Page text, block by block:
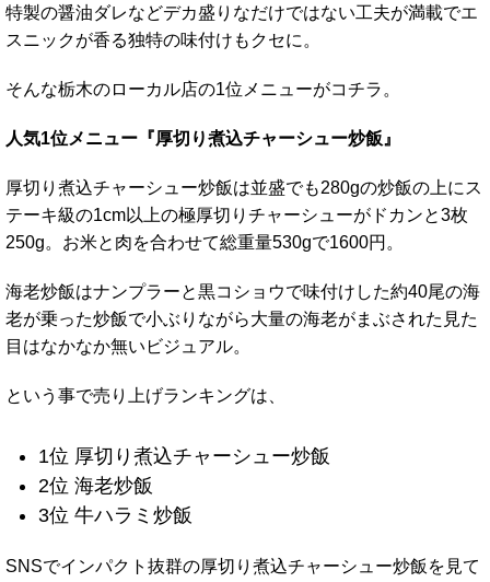
特製の醤油ダレなどデカ盛りなだけではない工夫が満載でエ
スニックが香る独特の味付けもクセに。
そんな栃木のローカル店の1位メニューがコチラ。
人気1位メニュー『厚切り煮込チャーシュー炒飯 』
厚切り煮込チャーシュー炒飯は並盛でも280gの炒飯の上にス
テーキ級の1cm以上の極厚切りチャーシューがドカンと3枚
250g。お米と肉を合わせて総重量530gで1600円。
海老炒飯はナンプラーと黒コショウで味付けした約40尾の海
老が乗った炒飯で小ぶりながら大量の海老がまぶされた見た
目はなかなか無いビジュアル。
という事で売り上げランキングは、
1位 厚切り煮込チャーシュー炒飯
2位 海老炒飯
3位 牛ハラミ炒飯
SNSでインパクト抜群の厚切り煮込チャーシュー炒飯を見て